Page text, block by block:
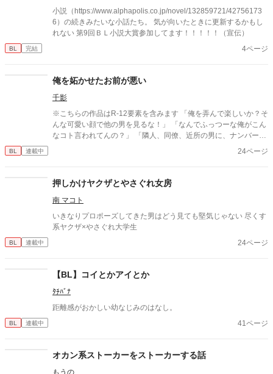
小説（https://www.alphapolis.co.jp/novel/132859721/42756173
6）の続きみたいな小話たち。 気が向いたときに更新するかもし
れない 第9回ＢＬ小説大賞参加してます！！！！！（宣伝）
BL 完結 4ページ
俺を妬かせたお前が悪い
千影
※こちらの作品はR-12要素を含みます 「俺を弄んで楽しいか？そ
んな可愛い顔で他の男を見るな！」 「なんでふっつーな俺がこん
なコト言われてんの？」 「隣人、同僚、近所の男に、ナンバーワ
ンホスト、不良まで手懐けやがって！ 挙句に俺の家族までがラ
日向は歩けばイケメンに当たり、目が合えば口説かれるという、
平凡なのに何故か男にモテまくるという特異体質の持ち主で！ そ
んなこんなで攻めの登場キャラは、物語が進む事に永遠に増えて
いきます。
BL 連載中 24ページ
押しかけヤクザとやさぐれ女房
南 マコト
いきなりプロポーズしてきた男はどう見ても堅気じゃない 尽くす
系ヤクザ×やさぐれ大学生
BL 連載中 24ページ
【BL】コイとかアイとか
ﾀﾁﾊﾞﾅ
距離感がおかしい幼なじみのはなし。
BL 連載中 41ページ
オカン系ストーカーをストーカーする話
もうの